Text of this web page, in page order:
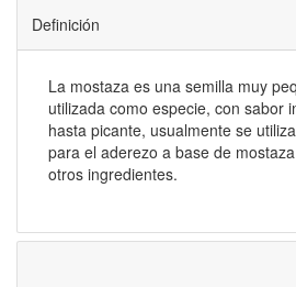
Definición
La mostaza es una semilla muy
utilizada como especie, con sabor
hasta picante, usualmente se
para el aderezo a base de
otros ingredientes.